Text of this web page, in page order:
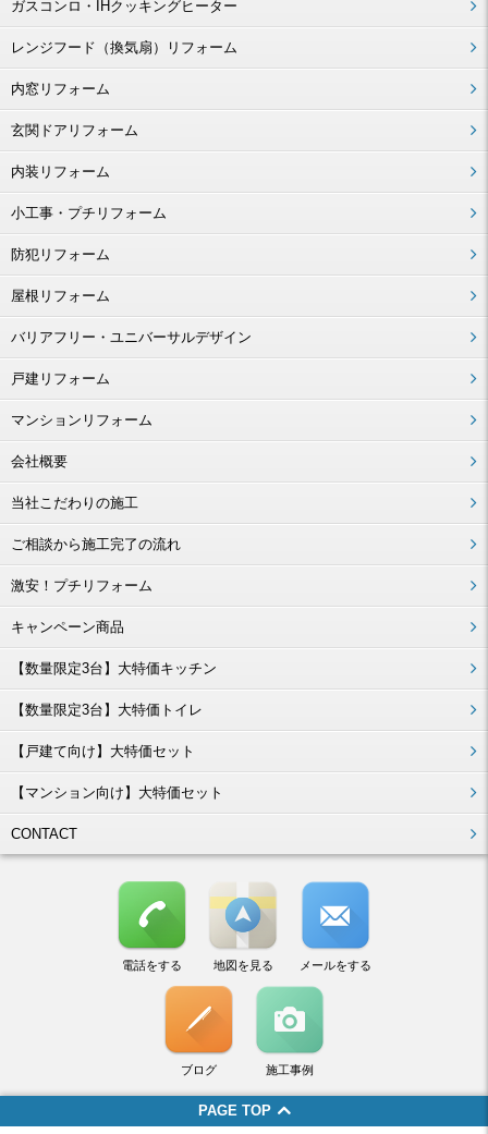
ガスコンロ・IHクッキングヒーター
レンジフード（換気扇）リフォーム
内窓リフォーム
玄関ドアリフォーム
内装リフォーム
小工事・プチリフォーム
防犯リフォーム
屋根リフォーム
バリアフリー・ユニバーサルデザイン
戸建リフォーム
マンションリフォーム
会社概要
当社こだわりの施工
ご相談から施工完了の流れ
激安！プチリフォーム
キャンペーン商品
【数量限定3台】大特価キッチン
【数量限定3台】大特価トイレ
【戸建て向け】大特価セット
【マンション向け】大特価セット
CONTACT
電話をする 地図を見る メールをする
ブログ 施工事例
PAGE TOP